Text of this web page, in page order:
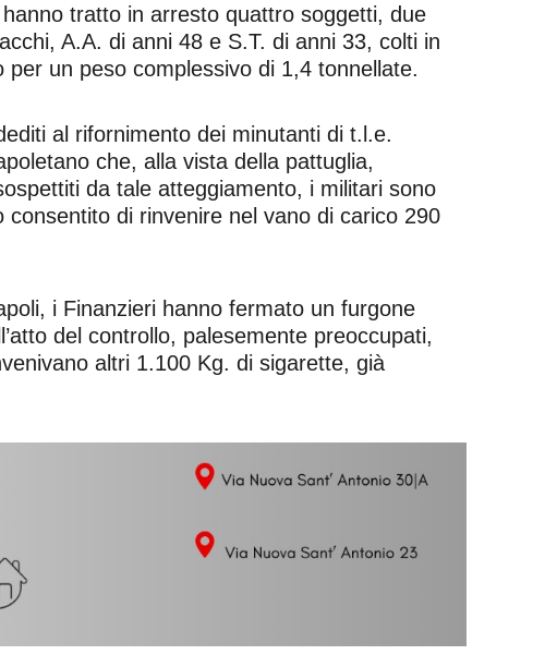
tratto in arresto quattro soggetti, due
A.A. di anni 48 e S.T. di anni 33, colti in
un peso complessivo di 1,4 tonnellate.
al rifornimento dei minutanti di t.l.e.
che, alla vista della pattuglia,
da tale atteggiamento, i militari sono
di rinvenire nel vano di carico 290
i Finanzieri hanno fermato un furgone
del controllo, palesemente preoccupati,
altri 1.100 Kg. di sigarette, già